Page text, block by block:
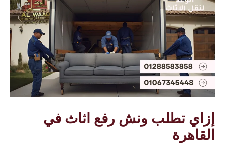
إزاي تطلب ونش رفع اثاث في
القاهرة